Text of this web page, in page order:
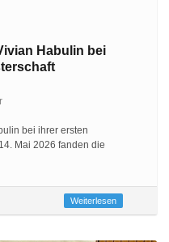
Habulin bei
bei ihrer ersten
Mai 2026 fanden die
Weiterlesen